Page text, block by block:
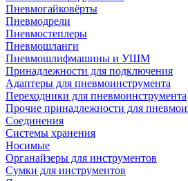
Пневмогайковёрты
Пневмодрели
Пневмостеплеры
Пневмошланги
Пневмошлифмашины и УШМ
Принадлежности для подключения
Адаптеры для пневмоинструмента
Переходники для пневмоинструмента
Прочие принадлежности для
Соединения
Системы хранения
Носимые
Органайзеры для инструментов
Сумки для инструментов